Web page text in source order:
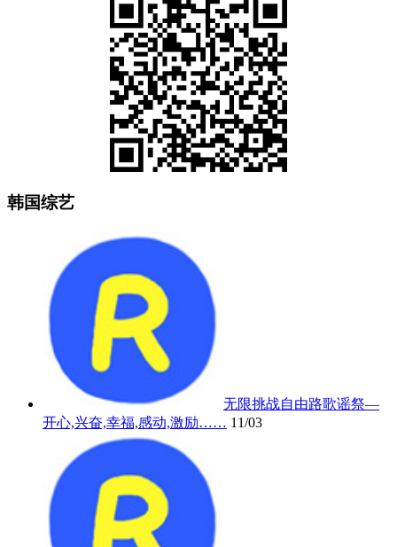
韩国综艺
无限挑战自由路歌谣祭—
开心,兴奋,幸福,感动,激励…… 11/03